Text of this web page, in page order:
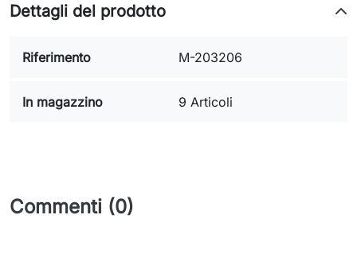
Dettagli del prodotto
Riferimento M-203206
In magazzino 9 Articoli
Commenti (0)